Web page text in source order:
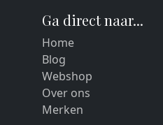
Ga direct naar...
Home
Blog
Webshop
Over ons
Merken